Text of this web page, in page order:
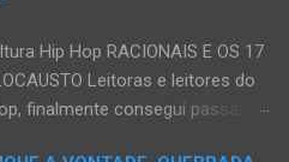
Hip Hop RACIONAIS E OS 17
Leitoras e leitores do
finalmente consegui passar